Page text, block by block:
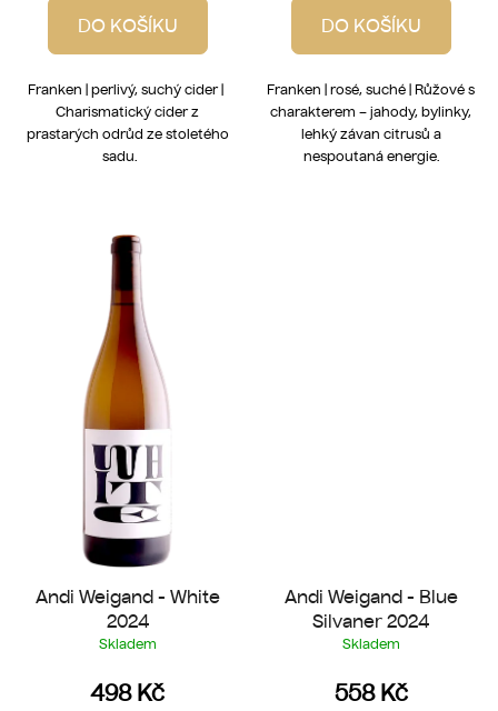
DO KOŠÍKU
Franken | perlivý, suchý cider |
Charismatický cider z
prastarých odrůd ze stoletého
sadu.
DO KOŠÍKU
Franken | rosé, suché | Růžové s
charakterem – jahody, bylinky,
lehký závan citrusů a
nespoutaná energie.
Andi Weigand - White
2024
Skladem
498 Kč
Andi Weigand - Blue
Silvaner 2024
Skladem
558 Kč